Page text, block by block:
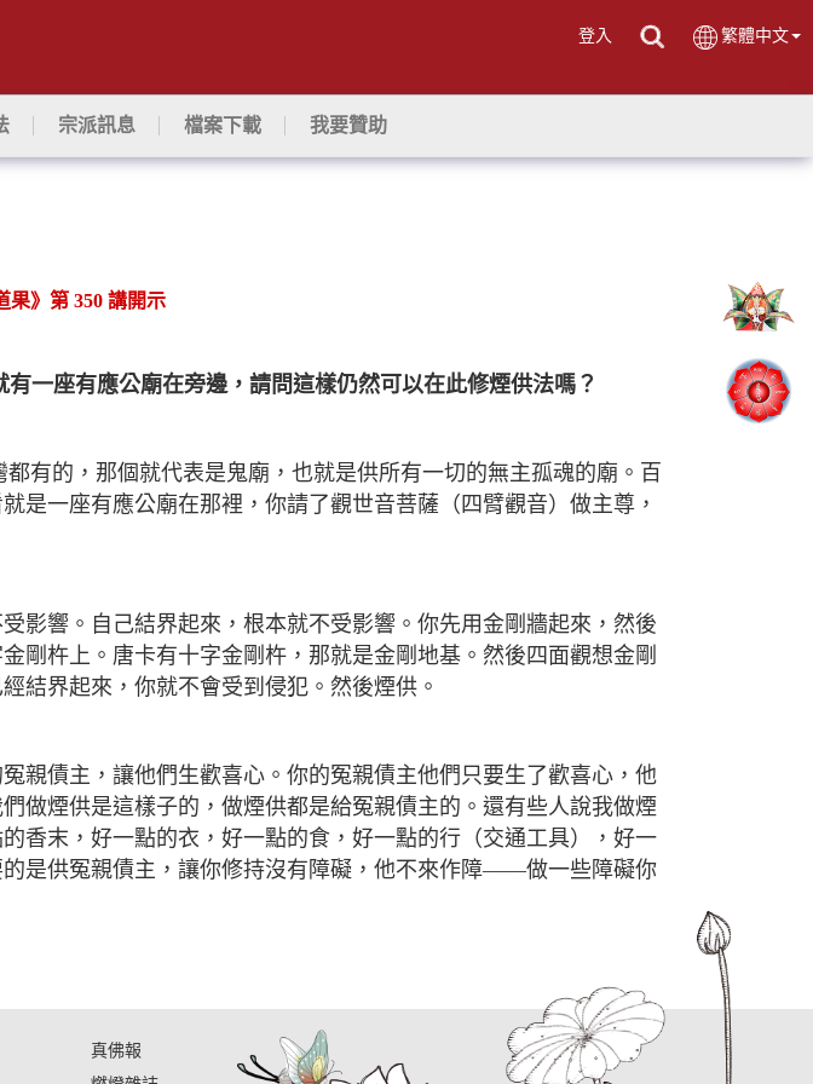
登入 繁體中文
宗派訊息 檔案下載 我要贊助
果》第 350 講開示
一座有應公廟在旁邊，請問這樣仍然可以在此修煙供法嗎？
有的，那個就代表是鬼廟，也就是供所有一切的無主孤魂的廟。百
是一座有應公廟在那裡，你請了觀世音菩薩（四臂觀音）做主尊，
影響。自己結界起來，根本就不受影響。你先用金剛牆起來，然後
剛杵上。唐卡有十字金剛杵，那就是金剛地基。然後四面觀想金剛
結界起來，你就不會受到侵犯。然後煙供。
親債主，讓他們生歡喜心。你的冤親債主他們只要生了歡喜心，他
做煙供是這樣子的，做煙供都是給冤親債主的。還有些人說我做煙
香末，好一點的衣，好一點的食，好一點的行（交通工具），好一
是供冤親債主，讓你修持沒有障礙，他不來作障——做一些障礙你
真佛報